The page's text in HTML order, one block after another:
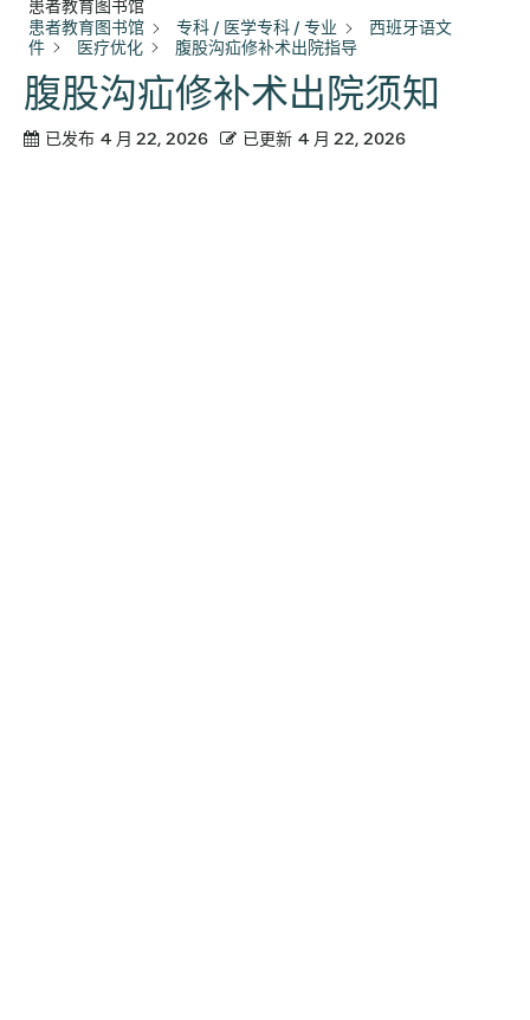
患者教育图书馆
患者教育图书馆
专科 / 医学专科 / 专业
西班牙语文
件
医疗优化 腹股沟疝修补术出院指导
腹股沟疝修补术出院须知
已发布 4 月 22, 2026 已更新 4 月 22, 2026